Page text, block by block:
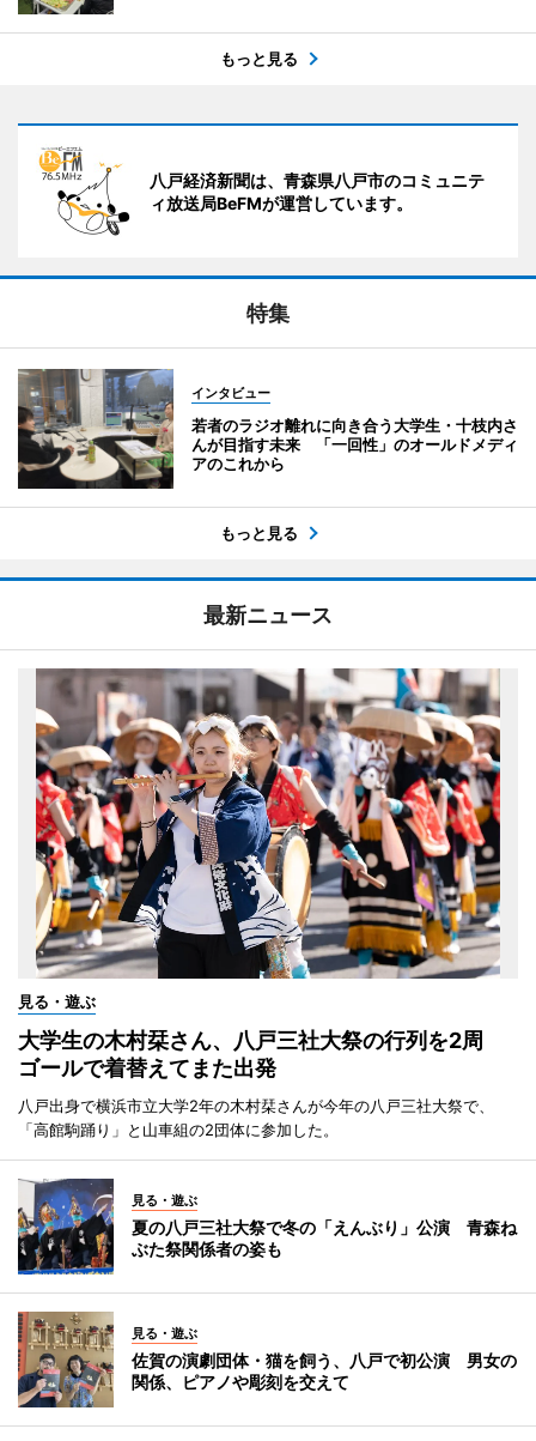
もっと見る
八戸経済新聞は、青森県八戸市のコミュニテ
ィ放送局BeFMが運営しています。
特集
インタビュー
若者のラジオ離れに向き合う大学生・十枝内さ
んが目指す未来 「一回性」のオールドメディ
アのこれから
もっと見る
最新ニュース
見る・遊ぶ
大学生の木村栞さん、八戸三社大祭の行列を2周
ゴールで着替えてまた出発
八戸出身で横浜市立大学2年の木村栞さんが今年の八戸三社大祭で、
「高館駒踊り」と山車組の2団体に参加した。
見る・遊ぶ
夏の八戸三社大祭で冬の「えんぶり」公演 青森ね
ぶた祭関係者の姿も
見る・遊ぶ
佐賀の演劇団体・猫を飼う、八戸で初公演 男女の
関係、ピアノや彫刻を交えて